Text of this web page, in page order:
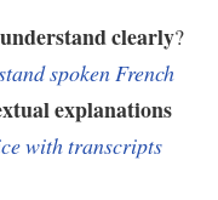
understand clearly?
spoken French
explanations
with transcripts